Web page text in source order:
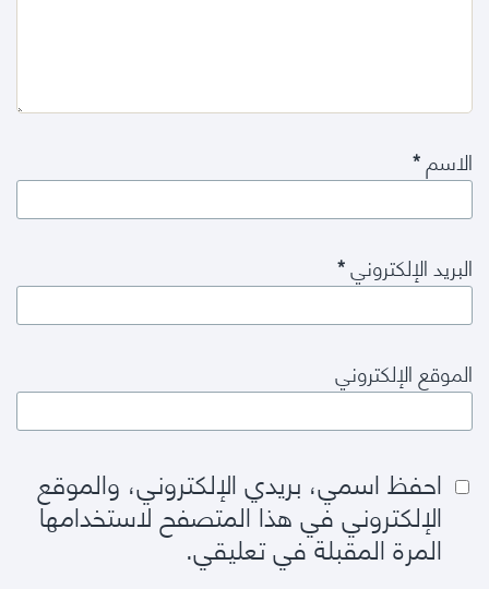
الاسم*
البريد الإلكتروني*
الموقع الإلكتروني
احفظ اسمي، بريدي الإلكتروني، والموقع
الإلكتروني في هذا المتصفح لاستخدامها
المرة المقبلة في تعليقي.